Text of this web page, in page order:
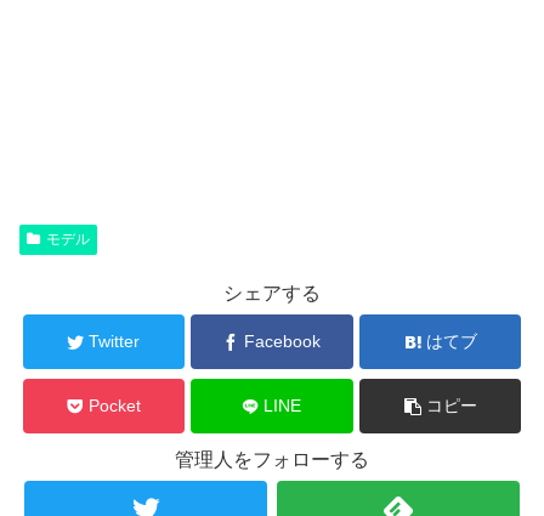
モデル
シェアする
Twitter Facebook はてブ
Pocket LINE コピー
管理人をフォローする